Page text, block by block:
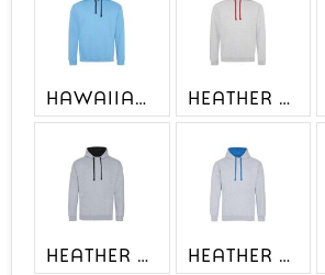
HAWAIIAN BLUE/OXFORD NAVY HEATHER GREY/FIRE RED
HEATHER GREY/JET BLACK HEATHER GREY/SAPPHIRE BLUE